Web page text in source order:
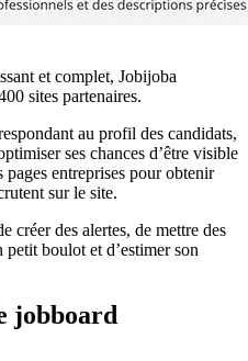
et complet, Jobijoba
sites partenaires.
au profil des candidats,
ses chances d’être visible
pages entreprises pour obtenir
sur le site.
créer des alertes, de mettre des
boulot et d’estimer son
jobboard